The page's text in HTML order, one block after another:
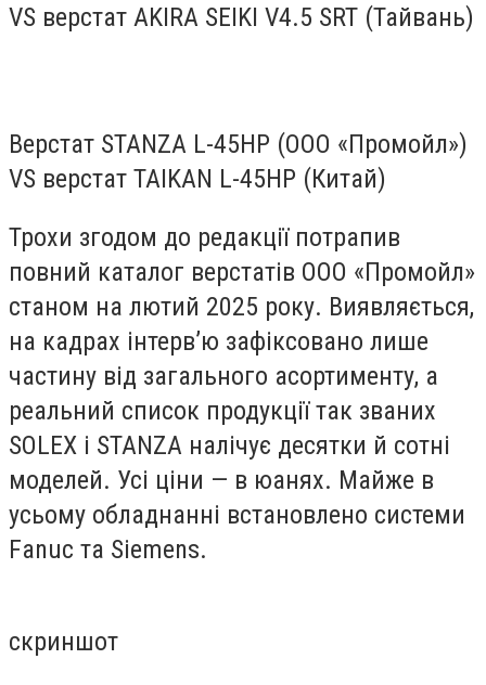
VS верстат AKIRA SEIKI V4.5 SRT (Тайвань)
Верстат STANZA L-45HP (ООО «Промойл»)
VS верстат TAIKAN L-45HP (Китай)
Трохи згодом до редакції потрапив
повний каталог верстатів ООО «Промойл»
станом на лютий 2025 року. Виявляється,
на кадрах інтерв’ю зафіксовано лише
частину від загального асортименту, а
реальний список продукції так званих
SOLEX і STANZA налічує десятки й сотні
моделей. Усі ціни — в юанях. Майже в
усьому обладнанні встановлено системи
Fanuc та Siemens.
скриншот